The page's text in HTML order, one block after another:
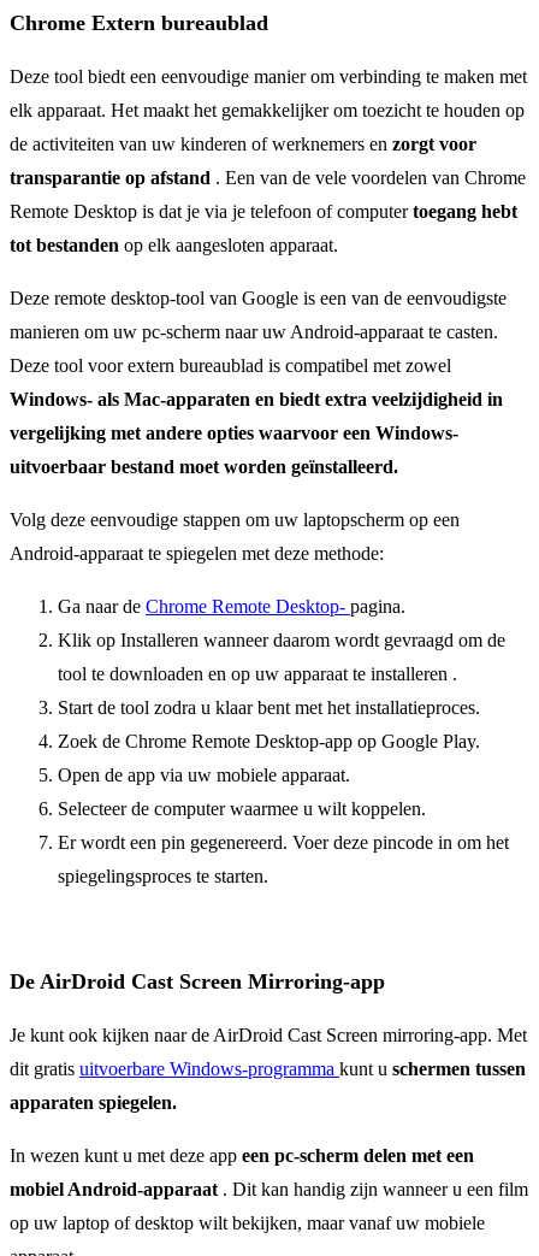
Chrome Extern bureaublad
Deze tool biedt een eenvoudige manier om verbinding te maken met
elk apparaat. Het maakt het gemakkelijker om toezicht te houden op
de activiteiten van uw kinderen of werknemers en zorgt voor
transparantie op afstand . Een van de vele voordelen van Chrome
Remote Desktop is dat je via je telefoon of computertoegang hebt
tot bestanden op elk aangesloten apparaat.
Deze remote desktop-tool van Google is een van de eenvoudigste
manieren om uw pc-scherm naar uw Android-apparaat te casten.
Deze tool voor extern bureaublad is compatibel met zowel
Windows- als Mac-apparaten en biedt extra veelzijdigheid in
vergelijking met andere opties waarvoor een Windows-
uitvoerbaar bestand moet worden geïnstalleerd.
Volg deze eenvoudige stappen om uw laptopscherm op een
Android-apparaat te spiegelen met deze methode:
Ga naar de Chrome Remote Desktop- pagina.
Klik op Installeren wanneer daarom wordt gevraagd om de
tool te downloaden en op uw apparaat te installeren .
Start de tool zodra u klaar bent met het installatieproces.
Zoek de Chrome Remote Desktop-app op Google Play.
Open de app via uw mobiele apparaat.
Selecteer de computer waarmee u wilt koppelen.
Er wordt een pin gegenereerd. Voer deze pincode in om het
spiegelingsproces te starten.
De AirDroid Cast Screen Mirroring-app
Je kunt ook kijken naar de AirDroid Cast Screen mirroring-app. Met
dit gratis uitvoerbare Windows-programma kunt u schermen tussen
apparaten spiegelen.
In wezen kunt u met deze app een pc-scherm delen met een
mobiel Android-apparaat . Dit kan handig zijn wanneer u een film
op uw laptop of desktop wilt bekijken, maar vanaf uw mobiele